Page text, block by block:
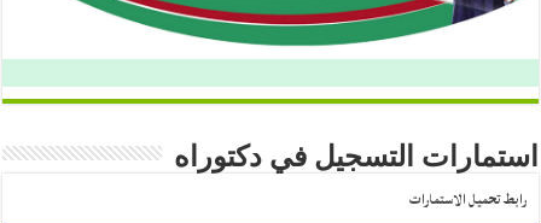
استمارات التسجيل في دكتوراه
رابط تحميل الاستمارات